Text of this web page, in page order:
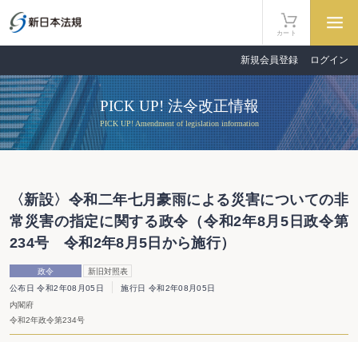
カート
新規会員登録 ログイン
PICK UP! 法令改正情報
PICK UP! Amendment of legislation information
〈新設〉令和二年七月豪雨による災害についての非
常災害の指定に関する政令（令和2年8月5日政令第
234号 令和2年8月5日から施行）
政令
新旧対照表
公布日 令和2年08月05日
施行日 令和2年08月05日
内閣府
令和2年政令第234号